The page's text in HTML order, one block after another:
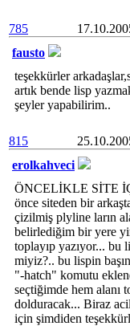
785
fausto
teşekkürler
artık bende lisp
şeyler yapabilirim..
815
erolkahveci
ÖNCELİKLE SİTE
önce siteden bir
çizilmiş plyline ların
belirlediğim bir yere
toplayıp yazıyor... bu
miyiz?.. bu lispin
"-hatch" komutu
seçtiğimde hem alanı
dolduracak... Biraz
için şimdiden